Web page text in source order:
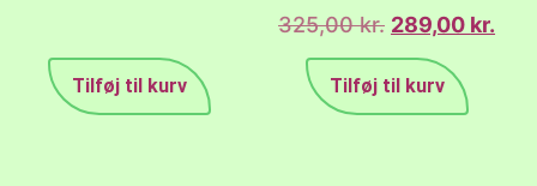
Tilføj til kurv
325,00kr. 289,00 kr.
Tilføj til kurv